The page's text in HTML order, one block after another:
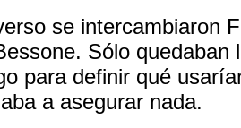
se intercambiaron
Sólo quedaban
para definir qué
a asegurar nada.